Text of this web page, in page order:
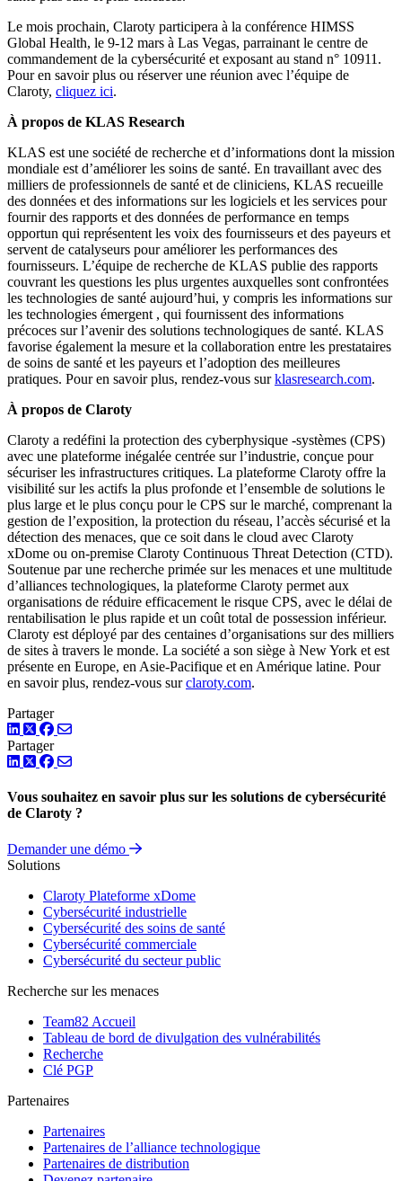
Le mois prochain, Claroty participera à la conférence HIMSS
Global Health, le 9-12 mars à Las Vegas, parrainant le centre de
commandement de la cybersécurité et exposant au stand n° 10911.
Pour en savoir plus ou réserver une réunion avec l’équipe de
Claroty, cliquez ici.
À propos de KLAS Research
KLAS est une société de recherche et d’informations dont la mission
mondiale est d’améliorer les soins de santé. En travaillant avec des
milliers de professionnels de santé et de cliniciens, KLAS recueille
des données et des informations sur les logiciels et les services pour
fournir des rapports et des données de performance en temps
opportun qui représentent les voix des fournisseurs et des payeurs et
servent de catalyseurs pour améliorer les performances des
fournisseurs. L’équipe de recherche de KLAS publie des rapports
couvrant les questions les plus urgentes auxquelles sont confrontées
les technologies de santé aujourd’hui, y compris les informations sur
les technologies émergent , qui fournissent des informations
précoces sur l’avenir des solutions technologiques de santé. KLAS
favorise également la mesure et la collaboration entre les prestataires
de soins de santé et les payeurs et l’adoption des meilleures
pratiques. Pour en savoir plus, rendez-vous surklasresearch.com.
À propos de Claroty
Claroty a redéfini la protection des cyberphysique -systèmes (CPS)
avec une plateforme inégalée centrée sur l’industrie, conçue pour
sécuriser les infrastructures critiques. La plateforme Claroty offre la
visibilité sur les actifs la plus profonde et l’ensemble de solutions le
plus large et le plus conçu pour le CPS sur le marché, comprenant la
gestion de l’exposition, la protection du réseau, l’accès sécurisé et la
détection des menaces, que ce soit dans le cloud avec Claroty
xDome ou on-premise Claroty Continuous Threat Detection (CTD).
Soutenue par une recherche primée sur les menaces et une multitude
d’alliances technologiques, la plateforme Claroty permet aux
organisations de réduire efficacement le risque CPS, avec le délai de
rentabilisation le plus rapide et un coût total de possession inférieur.
Claroty est déployé par des centaines d’organisations sur des milliers
de sites à travers le monde. La société a son siège à New York et est
présente en Europe, en Asie-Pacifique et en Amérique latine. Pour
en savoir plus, rendez-vous surclaroty.com.
Partager
LinkedIn
TwitterFacebook
Partager
LinkedIn
TwitterFacebook
Vous souhaitez en savoir plus sur les solutions de cybersécurité
de Claroty ?
Demander une démo
Solutions
Claroty Plateforme xDome
Cybersécurité industrielle
Cybersécurité des soins de santé
Cybersécurité commerciale
Cybersécurité du secteur public
Recherche sur les menaces
Team82 Accueil
Tableau de bord de divulgation des vulnérabilités
Recherche
Clé PGP
Partenaires
Partenaires
Partenaires de l’alliance technologique
Partenaires de distribution